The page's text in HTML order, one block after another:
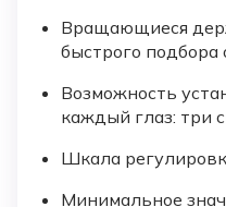
Вращающиеся
быстрого подбора
Возможность
каждый глаз: три
Шкала
Минимальное